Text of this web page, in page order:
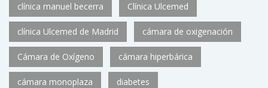
clínica manuel becerra Clínica Ulcemed
clínica Ulcemed de Madrid cámara de oxigenación
Cámara de Oxígeno cámara hiperbárica
cámara monoplaza diabetes